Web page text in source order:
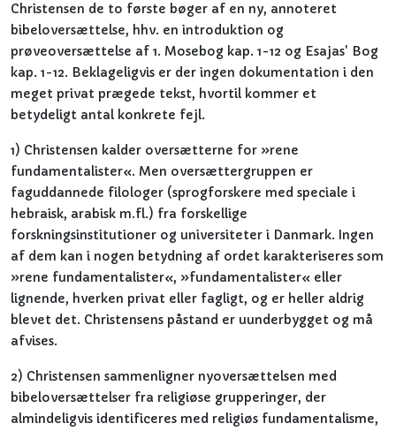
Christensen de to første bøger af en ny, annoteret
bibeloversættelse, hhv. en introduktion og
prøveoversættelse af 1. Mosebog kap. 1-12 og Esajas' Bog
kap. 1-12. Beklageligvis er der ingen dokumentation i den
meget privat prægede tekst, hvortil kommer et
betydeligt antal konkrete fejl.
1) Christensen kalder oversætterne for »rene
fundamentalister«. Men oversættergruppen er
faguddannede filologer (sprogforskere med speciale i
hebraisk, arabisk m.fl.) fra forskellige
forskningsinstitutioner og universiteter i Danmark. Ingen
af dem kan i nogen betydning af ordet karakteriseres som
»rene fundamentalister«, »fundamentalister« eller
lignende, hverken privat eller fagligt, og er heller aldrig
blevet det. Christensens påstand er uunderbygget og må
afvises.
2) Christensen sammenligner nyoversættelsen med
bibeloversættelser fra religiøse grupperinger, der
almindeligvis identificeres med religiøs fundamentalisme,